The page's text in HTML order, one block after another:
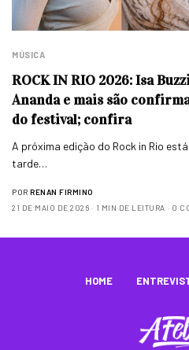
MÚSICA
ROCK IN RIO 2026: Isa
Ananda e mais são
do festival; confira
A próxima edição do Rock in Rio
tarde…
POR RENAN FIRMINO
21 DE MAIO DE 2026
1 MIN DE LEITURA 0
HOME